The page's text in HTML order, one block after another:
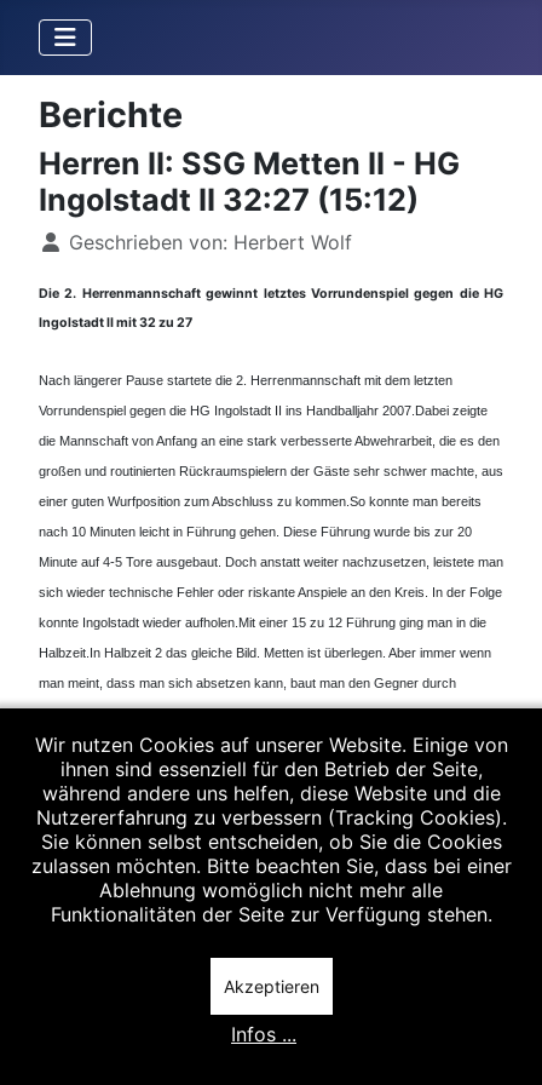
Berichte
Herren II: SSG Metten II - HG
Ingolstadt II 32:27 (15:12)
DetailsGeschrieben von: Herbert Wolf
Die 2. Herrenmannschaft gewinnt letztes Vorrundenspiel gegen die HG
Ingolstadt II mit 32 zu 27
Nach längerer Pause startete die 2. Herrenmannschaft mit dem letzten
Vorrundenspiel gegen die HG Ingolstadt II ins Handballjahr 2007. Dabei zeigte
die Mannschaft von Anfang an eine stark verbesserte Abwehrarbeit, die es den
großen und routinierten Rückraumspielern der Gäste sehr schwer machte, aus
einer guten Wurfposition zum Abschluss zu kommen. So konnte man bereits
nach 10 Minuten leicht in Führung gehen. Diese Führung wurde bis zur 20
Minute auf 4-5 Tore ausgebaut. Doch anstatt weiter nachzusetzen, leistete man
sich wieder technische Fehler oder riskante Anspiele an den Kreis. In der Folge
konnte Ingolstadt wieder aufholen. Mit einer 15 zu 12 Führung ging man in die
Halbzeit. In Halbzeit 2 das gleiche Bild. Metten ist überlegen. Aber immer wenn
man meint, dass man sich absetzen kann, baut man den Gegner durch
technische Fehler oder überhastete Abschlüsse auf.
Doch die schnell Spielweise der Mettener zeigt gegen Ende der Partie beim
Gegner seine Wirkung. Diese sind nun ihrerseits nicht mehr so konzentriert im
Abschluss, so dass Metten am Schluss sicher mit 32 zu 27 gewinnen kann.
Es spielten : Wolf, Kovacec, Staudinger, Zapf, Vornehm, Mühlbauer F.,
Mühlbauer T., Gaube, Würdinger, Barton, Stadler, Kraus, Spiess
Das Spiel fand am 28.01.2007 statt.
Wir nutzen Cookies auf unserer Website. Einige von
ihnen sind essenziell für den Betrieb der Seite,
während andere uns helfen, diese Website und die
Nutzererfahrung zu verbessern (Tracking Cookies).
Sie können selbst entscheiden, ob Sie die Cookies
zulassen möchten. Bitte beachten Sie, dass bei einer
Ablehnung womöglich nicht mehr alle
Funktionalitäten der Seite zur Verfügung stehen.
Akzeptieren
Infos ...